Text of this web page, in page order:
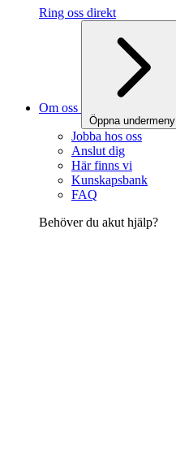
Ring oss direkt
Om oss
Öppna undermeny
Jobba hos oss
Anslut dig
Här finns vi
Kunskapsbank
FAQ
Behöver du akut hjälp?